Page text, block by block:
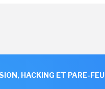
HACKING ET PARE-FEU